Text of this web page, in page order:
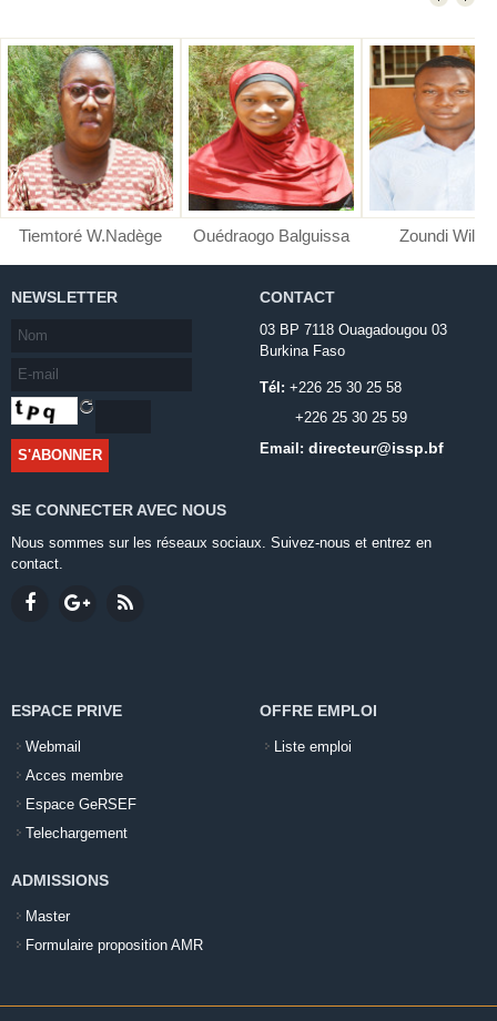
W.Nadège Ouédraogo Balguissa Zoundi Wilfried
NEWSLETTER CONTACT
03 BP 7118 Ouagadougou 03
Burkina Faso
Tél: +226 25 30 25 58
+226 25 30 25 59
Email: directeur@issp.bf
SE CONNECTER AVEC NOUS
Nous sommes sur les réseaux sociaux. Suivez-nous et entrez en
contact.
ESPACE PRIVE
Webmail
Acces membre
Espace GeRSEF
Telechargement
OFFRE EMPLOI
Liste emploi
ADMISSIONS
Master
Formulaire proposition AMR